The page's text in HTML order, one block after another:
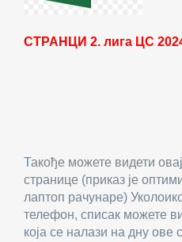
СТРАНЦИ 2. лига ЦС
Такође можете видети
странице (приказ је
лаптоп рачунаре)
телефон, списак можете
која се налази на дну ове